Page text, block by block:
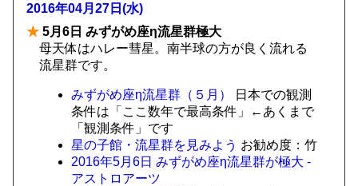
2016年04月27日(水)
★ 5月6日 みずがめ座η流星群極大
母天体はハレー彗星。南半球の方が良く流れる
流星群です。
みずがめ座η流星群（５月）
日本での観測
条件は「ここ数年で最高条件」←あくまで
「観測条件」です
星の子館・流星群を見みよう お勧め度：竹
2016年5月6日 みずがめ座η流星群が極大 -
アストロアーツ